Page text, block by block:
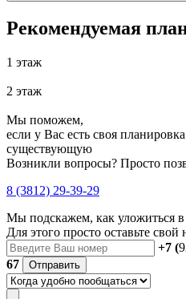
Рекомендуемая
1 этаж
2 этаж
Мы поможем,
если у Вас есть своя
существующую
Возникли вопросы? Просто
8 (3812) 29-39-29
Мы подскажем, как уложиться
Для этого просто оставьте
+7 (
67
Отправить